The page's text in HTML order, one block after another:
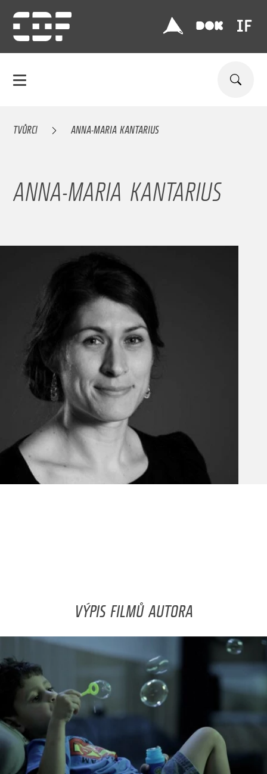
TVŮRCI ANNA-MARIA KANTARIUS
ANNA-MARIA KANTARIUS
VÝPIS FILMŮ AUTORA